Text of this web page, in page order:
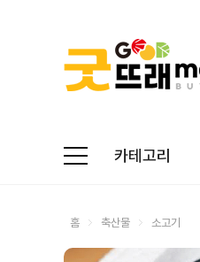
카테고리
홈 축산물 소고기